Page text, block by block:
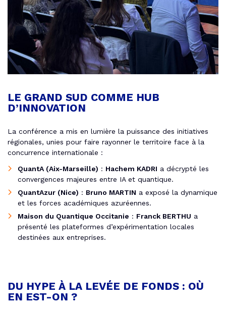
LE GRAND SUD COMME HUB
D’INNOVATION
La conférence a mis en lumière la puissance des initiatives
régionales, unies pour faire rayonner le territoire face à la
concurrence internationale :
QuantA (Aix-Marseille) : Hachem KADRI a décrypté les
convergences majeures entre IA et quantique.
QuantAzur (Nice) : Bruno MARTIN a exposé la dynamique
et les forces académiques azuréennes.
Maison du Quantique Occitanie : Franck BERTHU a
présenté les plateformes d’expérimentation locales
destinées aux entreprises.
DU HYPE À LA LEVÉE DE FONDS : OÙ
EN EST-ON ?